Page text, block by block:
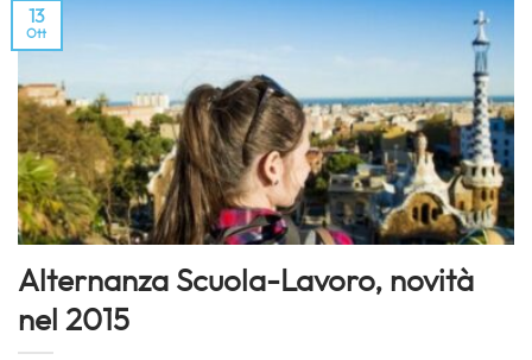
Alternanza Scuola-Lavoro, novità
nel 2015
13
Ott